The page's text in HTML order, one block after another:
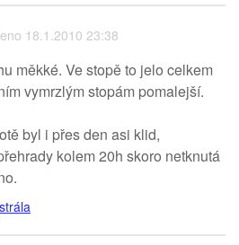
18.1.2010 23:38
měkké. Ve stopě to jelo celkem
vymrzlým stopám pomalejší.
byl i přes den asi klid,
kolem 20h skoro netknutá